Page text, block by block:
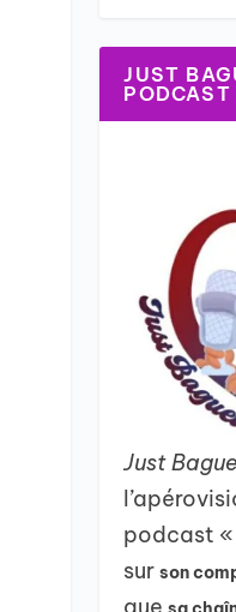
JUST
PODCAST
Just
podcast «
surson